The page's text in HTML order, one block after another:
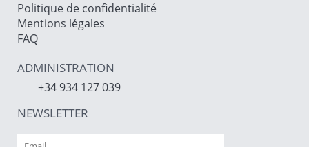
Politique de confidentialité
Mentions légales
FAQ
ADMINISTRATION
+34 934 127 039
NEWSLETTER